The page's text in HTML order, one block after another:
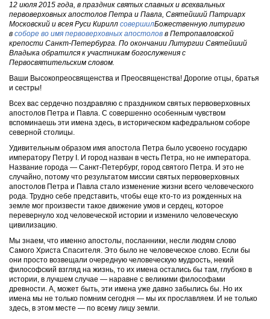
12 июля 2015 года, в праздник святых славных и всехвальных
первоверховных апостолов Петра и Павла, Святейший Патриарх
Московский и всея Руси Кирилл совершилБожественную литургию
в соборе во имя первоверховных апостолов в Петропавловской
крепости Санкт-Петербурга. По окончании Литургии Святейший
Владыка обратился к участникам богослужения с
Первосвятительским словом.
Ваши Высокопреосвященства и Преосвященства! Дорогие отцы, братья
и сестры!
Всех вас сердечно поздравляю с праздником святых первоверховных
апостолов Петра и Павла. С совершенно особенным чувством
вспоминаешь эти имена здесь, в историческом кафедральном соборе
северной столицы.
Удивительным образом имя апостола Петра было усвоено государю
императору Петру I. И город назван в честь Петра, но не императора.
Название города — Санкт-Петербург, город святого Петра. И это не
случайно, потому что результатом миссии святых первоверховных
апостолов Петра и Павла стало изменение жизни всего человеческого
рода. Трудно себе представить, чтобы еще кто-то из рожденных на
земле мог произвести такое движение умов и сердец, которое
перевернуло ход человеческой истории и изменило человеческую
цивилизацию.
Мы знаем, что именно апостолы, посланники, несли людям слово
Самого Христа Спасителя. Это было не человеческое слово. Если бы
они просто возвещали очередную человеческую мудрость, некий
философский взгляд на жизнь, то их имена остались бы там, глубоко в
истории, в лучшем случае — наравне с великими философами
древности. А, может быть, эти имена уже давно забылись бы. Но их
имена мы не только помним сегодня — мы их прославляем. И не только
здесь, в этом месте — по всему лицу земли.